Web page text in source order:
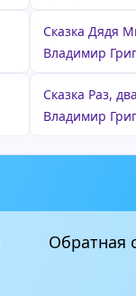
Сказка Дядя
Владимир
Сказка Раз,
Владимир
Обратная